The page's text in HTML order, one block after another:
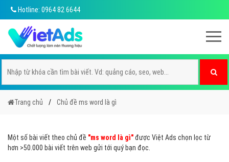
Hotline: 0964 82 6644
Trang chủ Chủ đề ms word là gì
Một số bài viết theo chủ đề "ms word là gì"được Việt Ads chọn lọc từ
hơn >50.000 bài viết trên web gửi tới quý bạn đọc.